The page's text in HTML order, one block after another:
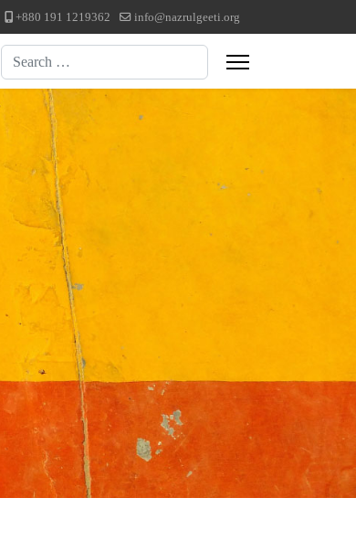
+880 191 1219362 info@nazrulgeeti.org
Search